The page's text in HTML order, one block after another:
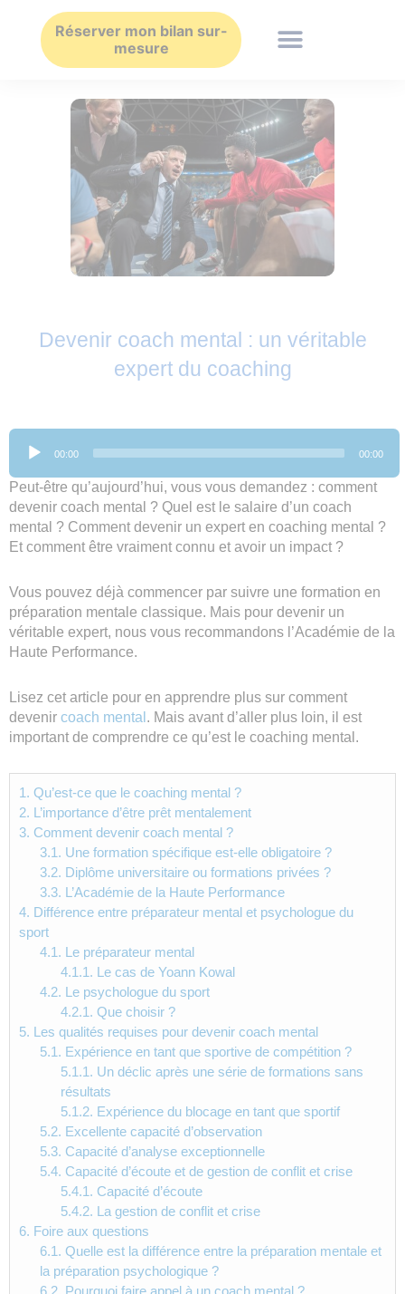
contenu
Réserver mon bilan sur-
mesure
Devenir coach mental : un véritable
expert du coaching
Lecteur
audio
00:00 00:00
Peut-être qu’aujourd’hui, vous vous demandez : comment
devenir coach mental ? Quel est le salaire d’un coach
mental ? Comment devenir un expert en coaching mental ?
Et comment être vraiment connu et avoir un impact ?
Vous pouvez déjà commencer par suivre une formation en
préparation mentale classique. Mais pour devenir un
véritable expert, nous vous recommandons l’Académie de la
Haute Performance.
Lisez cet article pour en apprendre plus sur comment
devenir coach mental . Mais avant d’aller plus loin, il est
important de comprendre ce qu’est le coaching mental.
1. Qu’est-ce que le coaching mental ?
2. L’importance d’être prêt mentalement
3. Comment devenir coach mental ?
3.1. Une formation spécifique est-elle obligatoire ?
3.2. Diplôme universitaire ou formations privées ?
3.3. L’Académie de la Haute Performance
4. Différence entre préparateur mental et psychologue du
sport
4.1. Le préparateur mental
4.1.1. Le cas de Yoann Kowal
4.2. Le psychologue du sport
4.2.1. Que choisir ?
5. Les qualités requises pour devenir coach mental
5.1. Expérience en tant que sportive de compétition ?
5.1.1. Un déclic après une série de formations sans
résultats
5.1.2. Expérience du blocage en tant que sportif
5.2. Excellente capacité d’observation
5.3. Capacité d’analyse exceptionnelle
5.4. Capacité d’écoute et de gestion de conflit et crise
5.4.1. Capacité d’écoute
5.4.2. La gestion de conflit et crise
6. Foire aux questions
6.1. Quelle est la différence entre la préparation mentale et
la préparation psychologique ?
6.2. Pourquoi faire appel à un coach mental ?